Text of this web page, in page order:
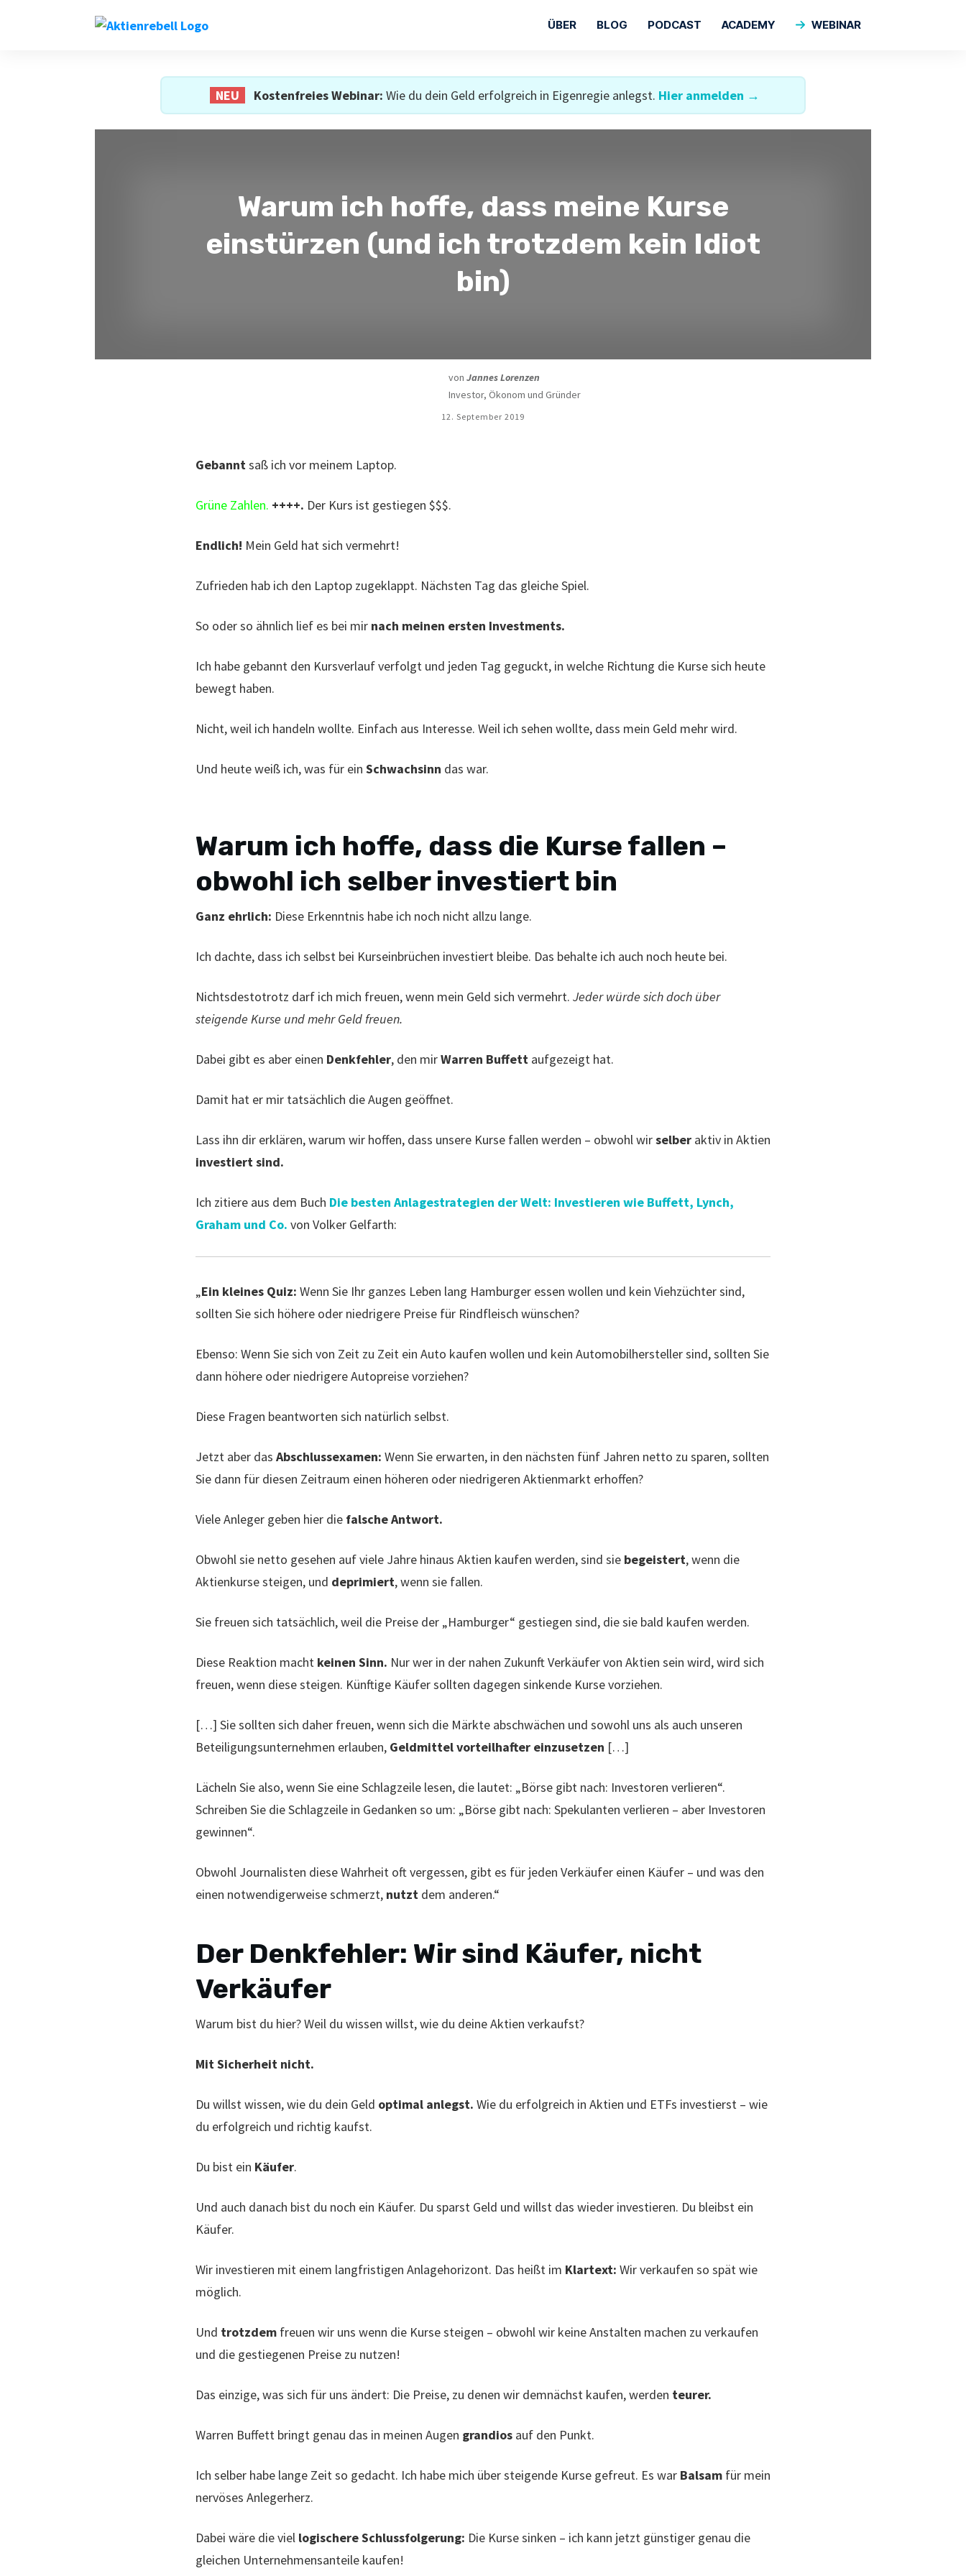
ÜBER BLOG PODCAST ACADEMY WEBINAR
NEU Kostenfreies Webinar: Wie du dein Geld erfolgreich in Eigenregie anlegst. Hier anmelden →
Warum ich hoffe, dass meine Kurse
einstürzen (und ich trotzdem kein Idiot
bin)
von Jannes Lorenzen
Investor, Ökonom und Gründer
12. September 2019
Gebanntsaß ich vor meinem Laptop.
Grüne Zahlen. ++++. Der Kurs ist gestiegen $$$.
Endlich! Mein Geld hat sich vermehrt!
Zufrieden hab ich den Laptop zugeklappt. Nächsten Tag das gleiche Spiel.
So oder so ähnlich lief es bei mir nach meinen ersten Investments.
Ich habe gebannt den Kursverlauf verfolgt und jeden Tag geguckt, in welche Richtung die Kurse sich heute
bewegt haben.
Nicht, weil ich handeln wollte. Einfach aus Interesse. Weil ich sehen wollte, dass mein Geld mehr wird.
Und heute weiß ich, was für ein Schwachsinn das war.
Warum ich hoffe, dass die Kurse fallen –
obwohl ich selber investiert bin
Ganz ehrlich: Diese Erkenntnis habe ich noch nicht allzu lange.
Ich dachte, dass ich selbst bei Kurseinbrüchen investiert bleibe. Das behalte ich auch noch heute bei.
Nichtsdestotrotz darf ich mich freuen, wenn mein Geld sich vermehrt. Jeder würde sich doch über
steigende Kurse und mehr Geld freuen.
Dabei gibt es aber einen Denkfehler, den mirWarren Buffett aufgezeigt hat.
Damit hat er mir tatsächlich die Augen geöffnet.
Lass ihn dir erklären, warum wir hoffen, dass unsere Kurse fallen werden – obwohl wirselber aktiv in Aktien
investiert sind.
Ich zitiere aus dem Buch Die besten Anlagestrategien der Welt: Investieren wie Buffett, Lynch,
Graham und Co. von Volker Gelfarth:
„Ein kleines Quiz: Wenn Sie Ihr ganzes Leben lang Hamburger essen wollen und kein Viehzüchter sind,
sollten Sie sich höhere oder niedrigere Preise für Rindfleisch wünschen?
Ebenso: Wenn Sie sich von Zeit zu Zeit ein Auto kaufen wollen und kein Automobilhersteller sind, sollten Sie
dann höhere oder niedrigere Autopreise vorziehen?
Diese Fragen beantworten sich natürlich selbst.
Jetzt aber das Abschlussexamen: Wenn Sie erwarten, in den nächsten fünf Jahren netto zu sparen, sollten
Sie dann für diesen Zeitraum einen höheren oder niedrigeren Aktienmarkt erhoffen?
Viele Anleger geben hier die falsche Antwort.
Obwohl sie netto gesehen auf viele Jahre hinaus Aktien kaufen werden, sind sie begeistert, wenn die
Aktienkurse steigen, und deprimiert, wenn sie fallen.
Sie freuen sich tatsächlich, weil die Preise der „Hamburger“ gestiegen sind, die sie bald kaufen werden.
Diese Reaktion macht keinen Sinn. Nur wer in der nahen Zukunft Verkäufer von Aktien sein wird, wird sich
freuen, wenn diese steigen. Künftige Käufer sollten dagegen sinkende Kurse vorziehen.
[…] Sie sollten sich daher freuen, wenn sich die Märkte abschwächen und sowohl uns als auch unseren
Beteiligungsunternehmen erlauben, Geldmittel vorteilhafter einzusetzen […]
Lächeln Sie also, wenn Sie eine Schlagzeile lesen, die lautet: „Börse gibt nach: Investoren verlieren“.
Schreiben Sie die Schlagzeile in Gedanken so um: „Börse gibt nach: Spekulanten verlieren – aber Investoren
gewinnen“.
Obwohl Journalisten diese Wahrheit oft vergessen, gibt es für jeden Verkäufer einen Käufer – und was den
einen notwendigerweise schmerzt, nutzt dem anderen.“
Der Denkfehler: Wir sind Käufer, nicht
Verkäufer
Warum bist du hier? Weil du wissen willst, wie du deine Aktien verkaufst?
Mit Sicherheit nicht.
Du willst wissen, wie du dein Geld optimal anlegst. Wie du erfolgreich in Aktien und ETFs investierst – wie
du erfolgreich und richtig kaufst.
Du bist ein Käufer.
Und auch danach bist du noch ein Käufer. Du sparst Geld und willst das wieder investieren. Du bleibst ein
Käufer.
Wir investieren mit einem langfristigen Anlagehorizont. Das heißt im Klartext: Wir verkaufen so spät wie
möglich.
Und trotzdem freuen wir uns wenn die Kurse steigen – obwohl wir keine Anstalten machen zu verkaufen
und die gestiegenen Preise zu nutzen!
Das einzige, was sich für uns ändert: Die Preise, zu denen wir demnächst kaufen, werden teurer.
Warren Buffett bringt genau das in meinen Augen grandios auf den Punkt.
Ich selber habe lange Zeit so gedacht. Ich habe mich über steigende Kurse gefreut. Es war Balsam für mein
nervöses Anlegerherz.
Dabei wäre die viel logischere Schlussfolgerung: Die Kurse sinken – ich kann jetzt günstiger genau die
gleichen Unternehmensanteile kaufen!